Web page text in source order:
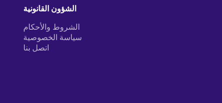
الشؤون القانونية
الشروط والأحكام
سياسة الخصوصية
اتصل بنا